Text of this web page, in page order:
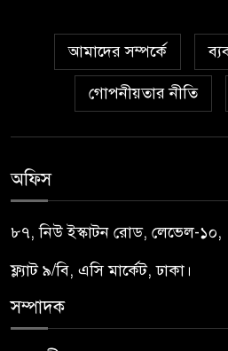
আমাদের সম্পর্কে
গোপনীয়তার নীতি
অফিস
৮৭, নিউ ইস্কাটন রোড, লেভেল-১০,
ফ্ল্যাট ৯/বি, এসি মার্কেট, ঢাকা।
সম্পাদক